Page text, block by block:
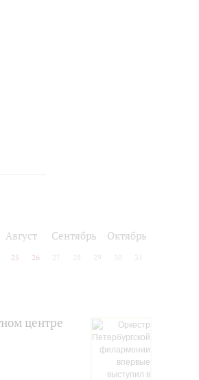
Август Сентябрь Октябрь
25 26 27 28 29 30 31
центре